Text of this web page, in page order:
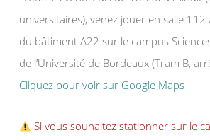
universitaires), venez jouer en salle
du bâtiment A22 sur le campus
de l’Université de Bordeaux (Tram B,
Cliquez pour voir sur Google Maps
Si vous souhaitez stationner sur le